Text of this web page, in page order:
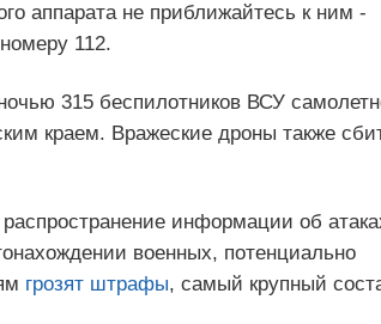
аппарата не приближайтесь к ним -
112.
315 беспилотников ВСУ
краем. Вражеские дроны также
информации об
военных, потенциально
грозят штрафы, самый крупный